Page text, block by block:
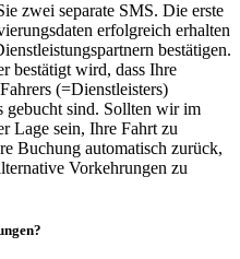
zwei separate SMS. Die erste
erfolgreich erhalten
bestätigen.
bestätigt wird, dass Ihre
(=Dienstleisters)
gebucht sind. Sollten wir im
Lage sein, Ihre Fahrt zu
Buchung automatisch zurück,
Vorkehrungen zu